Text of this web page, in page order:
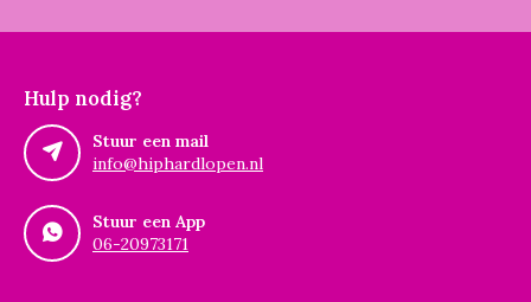
Hulp nodig?
Stuur een mail
info@hiphardlopen.nl
Stuur een App
06-20973171